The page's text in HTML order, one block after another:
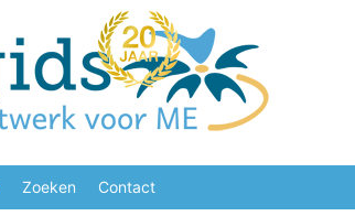
Zoeken Contact